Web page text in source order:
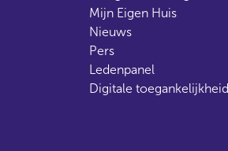
Mijn Eigen Huis
Nieuws
Pers
Ledenpanel
Digitale toegankelijkheid